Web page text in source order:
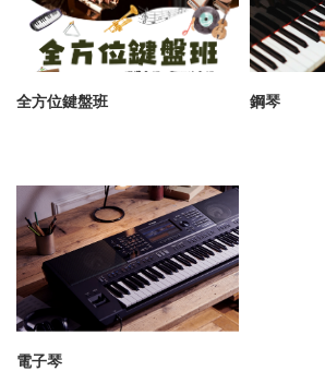
全方位鍵盤班 鋼琴
電子琴